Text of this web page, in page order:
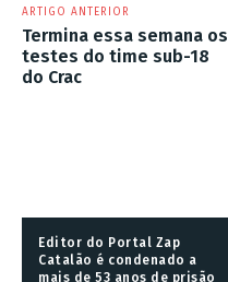
ARTIGO ANTERIOR
Termina essa semana os
testes do time sub-18
do Crac
Editor do Portal Zap
Catalão é condenado a
mais de 53 anos de prisão